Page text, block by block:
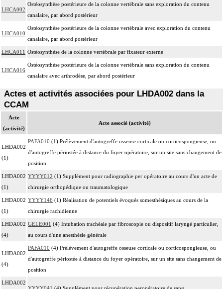
LHCA002
Ostéosynthèse postérieure de la colonne vertébrale sans exploration du contenu
canalaire, par abord postérieur
LHCA010
Ostéosynthèse postérieure de la colonne vertébrale avec exploration du contenu
canalaire, par abord postérieur
LHCA011 Ostéosynthèse de la colonne vertébrale par fixateur externe
LHCA016
Ostéosynthèse postérieure de la colonne vertébrale sans exploration du contenu
canalaire avec arthrodèse, par abord postérieur
Actes et activités associées pour LHDA002 dans la
CCAM
Acte
(activité)
Acte associé (activité)
LHDA002
(1)
PAFA010 (1) Prélèvement d'autogreffe osseuse corticale ou corticospongieuse, ou
d'autogreffe périostée à distance du foyer opératoire, sur un site sans changement de
position
LHDA002
(1)
YYYY012 (1) Supplément pour radiographie per opératoire au cours d'un acte de
chirurgie orthopédique ou traumatologique
LHDA002
(1)
YYYY146 (1) Réalisation de potentiels évoqués somesthésiques au cours de la
chirurgie rachidienne
LHDA002
(4)
GELE001 (4) Intubation trachéale par fibroscopie ou dispositif laryngé particulier,
au cours d'une anesthésie générale
LHDA002
(4)
PAFA010 (4) Prélèvement d'autogreffe osseuse corticale ou corticospongieuse, ou
d'autogreffe périostée à distance du foyer opératoire, sur un site sans changement de
position
LHDA002
YYYY041 (4) Supplément pour récupération peropératoire de sang